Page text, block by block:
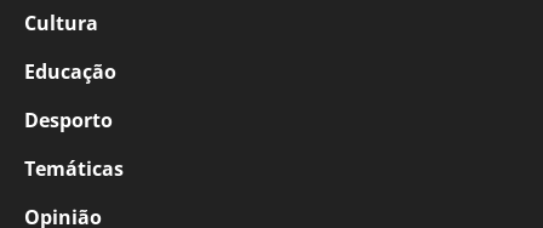
Cultura
Educação
Desporto
Temáticas
Opinião